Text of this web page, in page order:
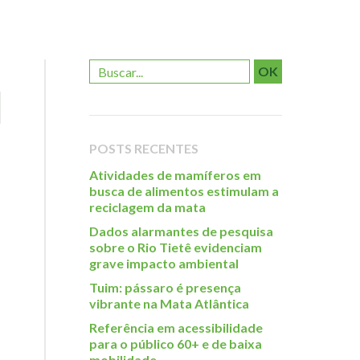
OK
POSTS RECENTES
Atividades de mamíferos em
busca de alimentos estimulam a
reciclagem da mata
Dados alarmantes de pesquisa
sobre o Rio Tietê evidenciam
grave impacto ambiental
Tuim: pássaro é presença
vibrante na Mata Atlântica
Referência em acessibilidade
para o público 60+ e de baixa